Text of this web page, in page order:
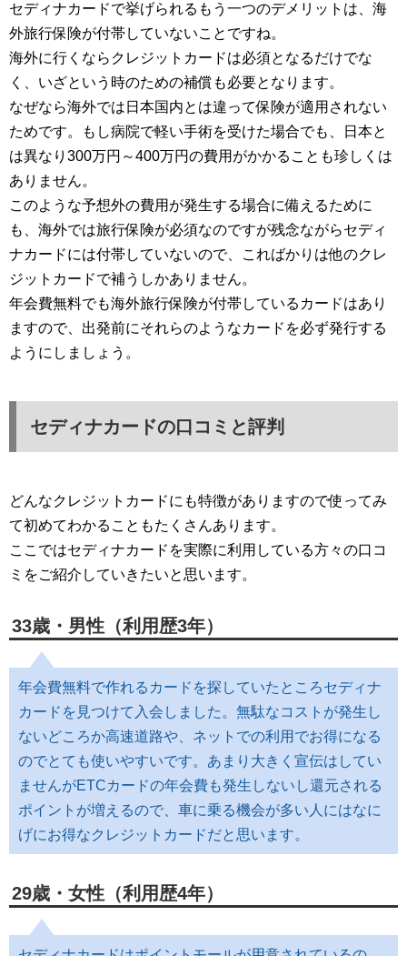
セディナカードで挙げられるもう一つのデメリットは、海
外旅行保険が付帯していないことですね。
海外に行くならクレジットカードは必須となるだけでな
く、いざという時のための補償も必要となります。
なぜなら海外では日本国内とは違って保険が適用されない
ためです。もし病院で軽い手術を受けた場合でも、日本と
は異なり300万円～400万円の費用がかかることも珍しくは
ありません。
このような予想外の費用が発生する場合に備えるために
も、海外では旅行保険が必須なのですが残念ながらセディ
ナカードには付帯していないので、こればかりは他のクレ
ジットカードで補うしかありません。
年会費無料でも海外旅行保険が付帯しているカードはあり
ますので、出発前にそれらのようなカードを必ず発行する
ようにしましょう。
セディナカードの口コミと評判
どんなクレジットカードにも特徴がありますので使ってみ
て初めてわかることもたくさんあります。
ここではセディナカードを実際に利用している方々の口コ
ミをご紹介していきたいと思います。
33歳・男性（利用歴3年）
年会費無料で作れるカードを探していたところセディナ
カードを見つけて入会しました。無駄なコストが発生し
ないどころか高速道路や、ネットでの利用でお得になる
のでとても使いやすいです。あまり大きく宣伝はしてい
ませんがETCカードの年会費も発生しないし還元される
ポイントが増えるので、車に乗る機会が多い人にはなに
げにお得なクレジットカードだと思います。
29歳・女性（利用歴4年）